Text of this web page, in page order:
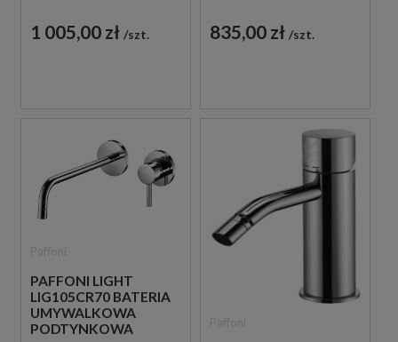
CHROM
1 005,00 zł szt.
CHROM
835,00 zł szt.
PAFFONI LIGHT
LIG105CR70 BATERIA
UMYWALKOWA
PODTYNKOWA